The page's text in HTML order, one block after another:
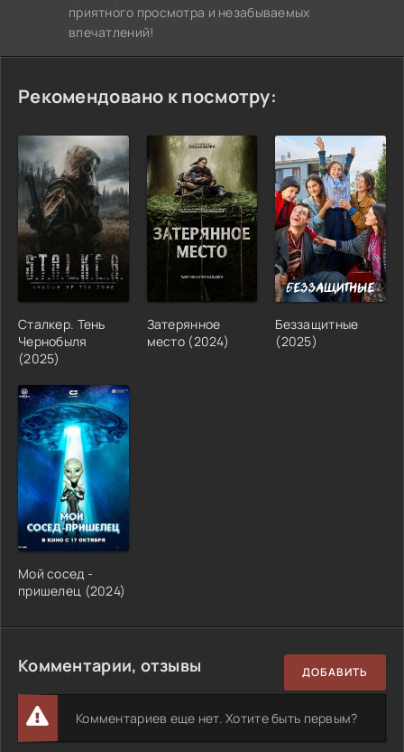
приятного просмотра и незабываемых
впечатлений!
Рекомендовано к посмотру:
Сталкер. Тень
Чернобыля
(2025)
Затерянное
место (2024)
Беззащитные
(2025)
Мой сосед -
пришелец (2024)
Комментарии, отзывы ДОБАВИТЬ
Комментариев еще нет. Хотите быть первым?